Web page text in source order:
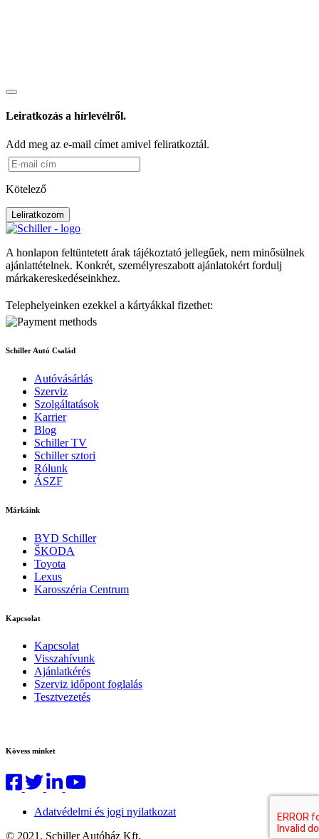
Leiratkozás a hírlevélről.
Add meg az e-mail címet amivel feliratkoztál.
Kötelező
Leliratkozom
A honlapon feltüntetett árak tájékoztató jellegűek, nem minősülnek
ajánlattételnek. Konkrét, személyreszabott ajánlatokért fordulj
márkakereskedéseinkhez.
Telephelyeinken ezekkel a kártyákkal fizethet:
Schiller Autó Család
Autóvásárlás
Szerviz
Szolgáltatások
Karrier
Blog
Schiller TV
Schiller sztori
Rólunk
ÁSZF
Márkáink
BYD Schiller
ŠKODA
Toyota
Lexus
Karosszéria Centrum
Kapcsolat
Kapcsolat
Visszahívunk
Ajánlatkérés
Szerviz időpont foglalás
Tesztvezetés
Kövess minket
Adatvédelmi és jogi nyilatkozat
© 2021. Schiller Autóház Kft.